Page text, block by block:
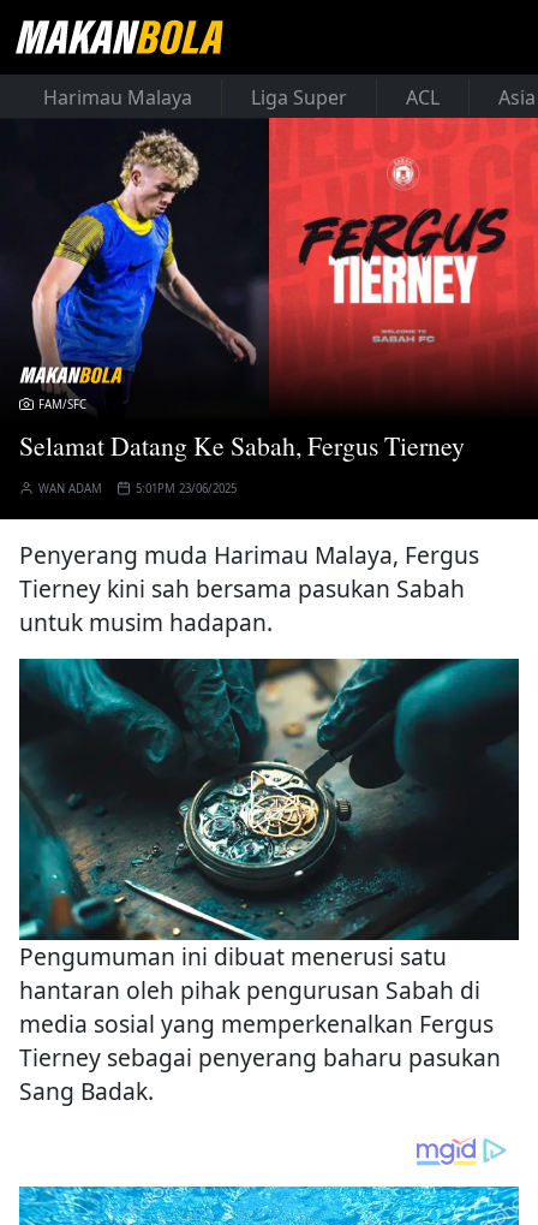
Harimau Malaya Liga Super ACL
FAM/SFC
Selamat Datang Ke Sabah, Fergus Tierney
WAN ADAM 5:01PM 23/06/2025
Penyerang muda Harimau Malaya, Fergus
Tierney kini sah bersama pasukan Sabah
untuk musim hadapan.
Pengumuman ini dibuat menerusi satu
hantaran oleh pihak pengurusan Sabah di
media sosial yang memperkenalkan Fergus
Tierney sebagai penyerang baharu pasukan
Sang Badak.